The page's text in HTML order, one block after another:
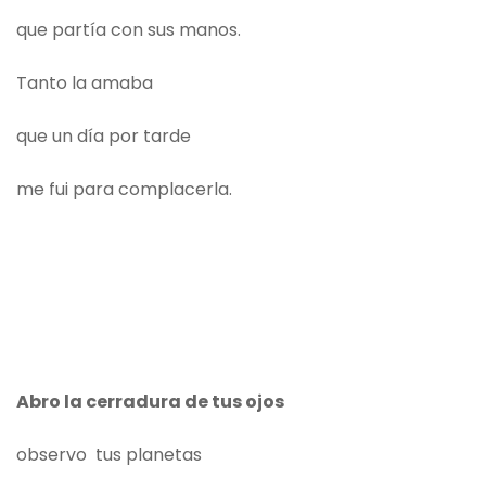
que partía con sus manos.
Tanto la amaba
que un día por tarde
me fui para complacerla.
Abro la cerradura de tus ojos
observo tus planetas